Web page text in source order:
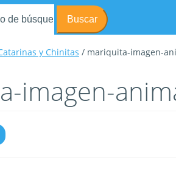
Buscar
y Chinitas / mariquita-imagen-
imagen-